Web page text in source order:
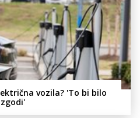
vozila? 'To bi bilo